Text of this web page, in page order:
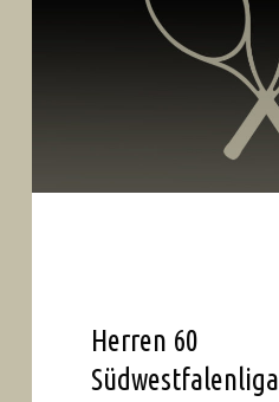
Herren 60
Südwestfalenliga